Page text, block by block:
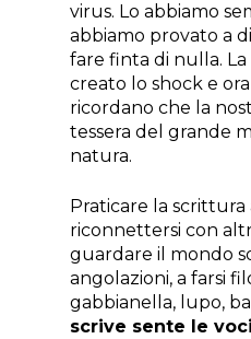
virus. Lo abbiamo
abbiamo provato a
fare finta di nulla.
creato lo shock e
ricordano che la
tessera del grande
natura.
Praticare la scrittura
riconnettersi con
guardare il mondo
angolazioni, a farsi
gabbianella, lupo,
scrive sente le